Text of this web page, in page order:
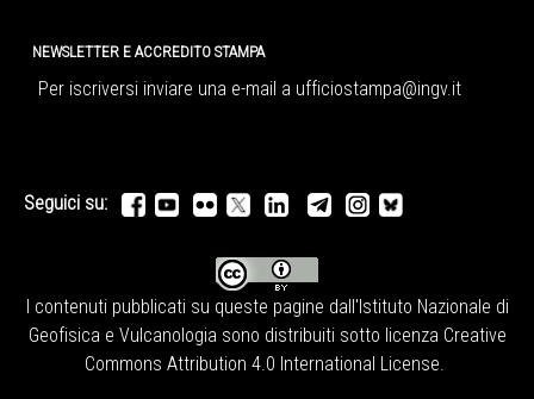
NEWSLETTER E ACCREDITO STAMPA
Per iscriversi inviare una e-mail a ufficiostampa@ingv.it
Seguici su:
I contenuti pubblicati su queste pagine dall' Istituto Nazionale di
Geofisica e Vulcanologia sono distribuiti sotto licenza Creative
Commons Attribution 4.0 International License.